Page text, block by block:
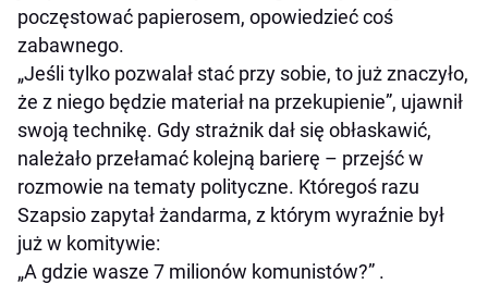
poczęstować papierosem, opowiedzieć coś
zabawnego.
„Jeśli tylko pozwalał stać przy sobie, to już znaczyło,
że z niego będzie materiał na przekupienie”, ujawnił
swoją technikę. Gdy strażnik dał się obłaskawić,
należało przełamać kolejną barierę – przejść w
rozmowie na tematy polityczne. Któregoś razu
Szapsio zapytał żandarma, z którym wyraźnie był
już w komitywie:
„A gdzie wasze 7 milionów komunistów?” .